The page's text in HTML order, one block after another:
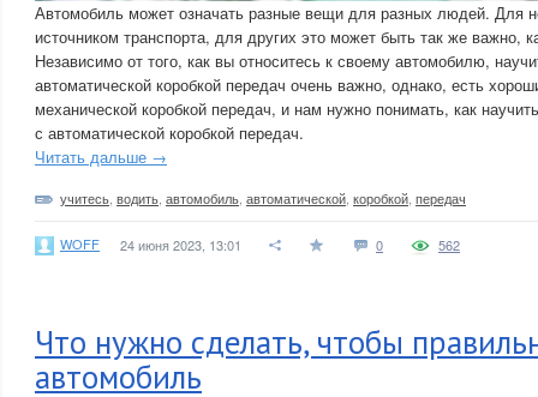
Автомобиль может означать разные вещи для разных людей. Для
источником транспорта, для других это может быть так же важно,
Независимо от того, как вы относитесь к своему автомобилю,
автоматической коробкой передач очень важно, однако, есть
механической коробкой передач, и нам нужно понимать, как
с автоматической коробкой передач.
Читать дальше →
учитесь водить автомобиль автоматической коробкой передач
WOFF 24 июня 2023, 13:01 0 562
Что нужно сделать, чтобы
автомобиль